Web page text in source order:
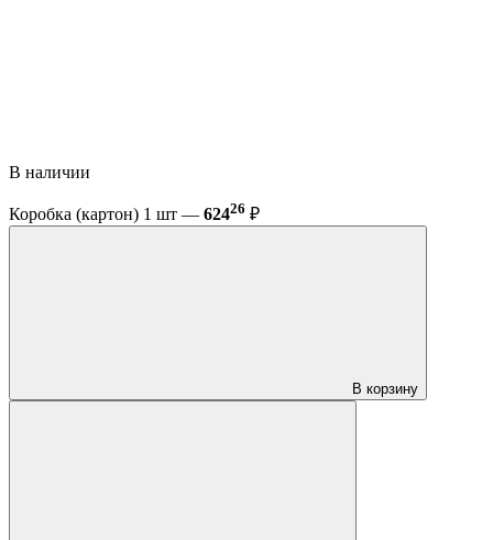
В наличии
Коробка (картон) 1 шт — 62426 ₽
В корзину